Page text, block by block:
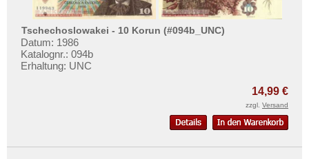
Tschechoslowakei - 10 Korun (#094b_UNC)
Datum: 1986
Katalognr.: 094b
Erhaltung: UNC
14,99 €
zzgl. Versand